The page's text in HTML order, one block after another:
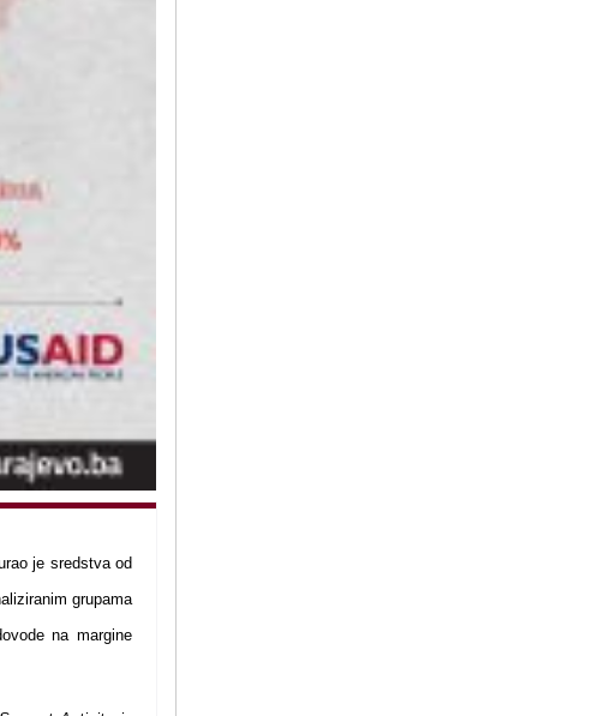
je sredstva od
grupama
na margine